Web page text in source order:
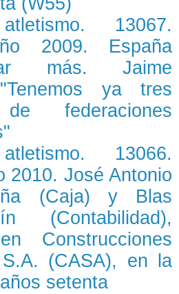
13067.
2009. España
más. Jaime
ya tres
federaciones
13066.
2010. José Antonio
(Caja) y Blas
(Contabilidad),
Construcciones
(CASA), en la
setenta